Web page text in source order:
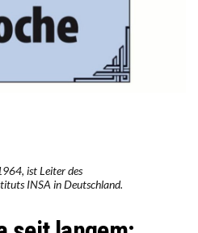
ist Leiter des
INSA in Deutschland.